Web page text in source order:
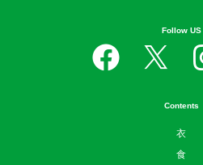
Follow US
Contents
衣
食